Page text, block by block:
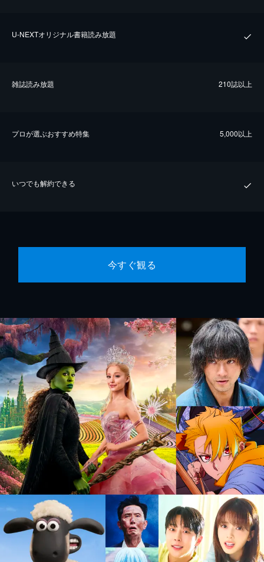
U-NEXTオリジナル書籍読み放題
雑誌読み放題 210誌以上
プロが選ぶおすすめ特集 5,000以上
いつでも解約できる
今すぐ観る